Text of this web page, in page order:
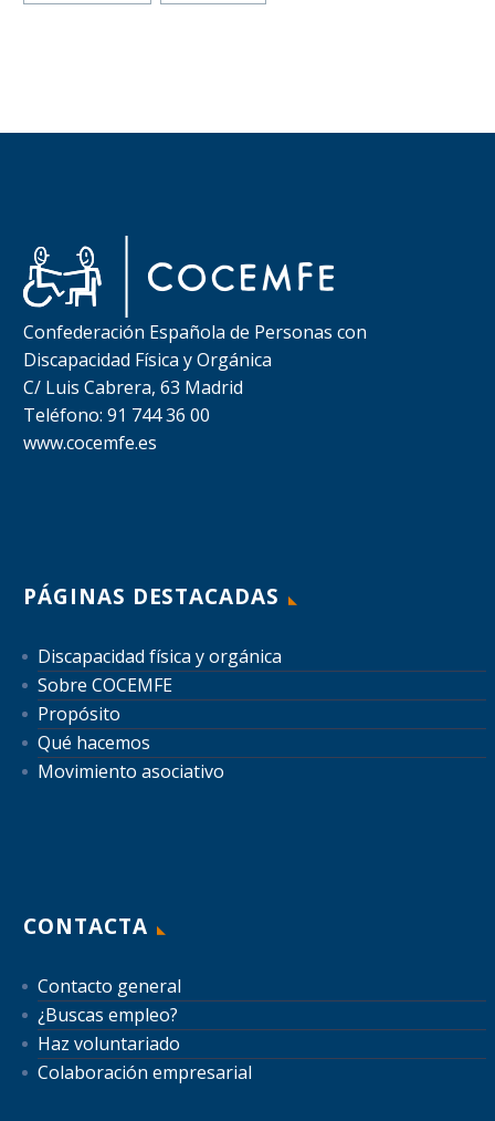
Confederación Española de Personas con
Discapacidad Física y Orgánica
C/ Luis Cabrera, 63 Madrid
Teléfono: 91 744 36 00
www.cocemfe.es
PÁGINAS DESTACADAS
Discapacidad física y orgánica
Sobre COCEMFE
Propósito
Qué hacemos
Movimiento asociativo
CONTACTA
Contacto general
¿Buscas empleo?
Haz voluntariado
Colaboración empresarial